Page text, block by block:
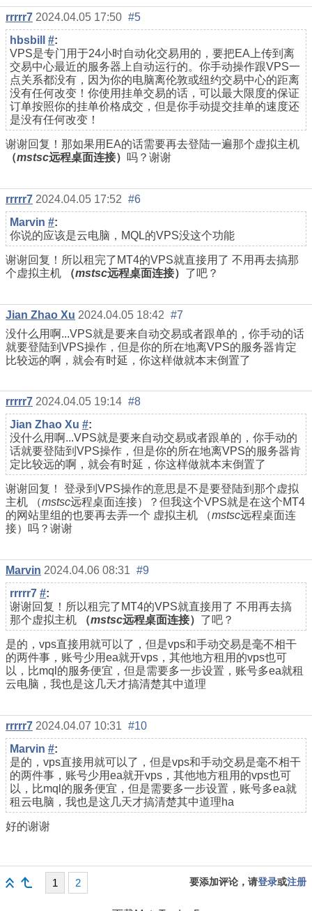
rrrrr7 2024.04.05 17:50 #5
hbsbill #:
VPS是专门用于24小时自动化交易用的，要把EA上传到离
交易中心最近的服务器上自动运行的。你手动操作跟VPS一
点关系都没有，因为你的电脑离伦敦或纽约交易中心的距离
没有任何改变！你使用挂单交易的话，可以最大限度的保证
订单按照你的挂单价格成交，但是你手动提交挂单的速度还
是没有任何改变！
谢谢回复！那如果用EA的话需要再去登陆一遍那个虚拟主机
（mstsc远程桌面连接） 吗？谢谢
rrrrr7 2024.04.05 17:52 #6
Marvin #:
你说的应该是云电脑，MQL的VPS没这个功能
谢谢回复！所以租完了MT4的VPS就直接用了 不用再去搞那
个虚拟主机 （mstsc远程桌面连接） 了吧？
Jian Zhao Xu 2024.04.05 18:42 #7
没什么用啊...VPS就是要来自动交易或者跟单的，你手动的话
就要登陆到VPS操作，但是你的所在地离VPS的服务器肯定
比较远的啊，就会有时延，你这样做就本末倒置了
rrrrr7 2024.04.05 19:14 #8
Jian Zhao Xu #:
没什么用啊...VPS就是要来自动交易或者跟单的，你手动的
话就要登陆到VPS操作，但是你的所在地离VPS的服务器肯
定比较远的啊，就会有时延，你这样做就本末倒置了
谢谢回复！ 登录到VPS操作的意思是不是要登陆到 那个虚拟
主机
（mstsc远程桌面连接）？但我这个VPS就是在这个MT4
的网站里组的也要再去弄一个 虚拟主机 （mstsc远程桌面连
接）吗？谢谢
Marvin 2024.04.06 08:31 #9
rrrrr7 #:
谢谢回复！所以租完了MT4的VPS就直接用了 不用再去搞
那个虚拟主机 （mstsc远程桌面连接） 了吧？
是的，vps直接用就可以了，但是vps和手动交易是毫不相干
的两件事，账号少用ea就开vps，其他地方租用的vps也可
以，比mql的服务便宜，但是需要多一步设置，账号多ea就租
云电脑，我也是这几天才搞清楚其中道理
rrrrr7 2024.04.07 10:31 #10
Marvin #:
是的，vps直接用就可以了，但是vps和手动交易是毫不相干
的两件事，账号少用ea就开vps，其他地方租用的vps也可
以，比mql的服务便宜，但是需要多一步设置，账号多ea就
租云电脑，我也是这几天才搞清楚其中道理ha
好的谢谢
1 2 要添加评论，请登录或注册